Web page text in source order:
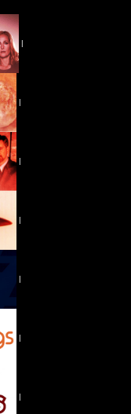
|
|
|
|
|
|
|